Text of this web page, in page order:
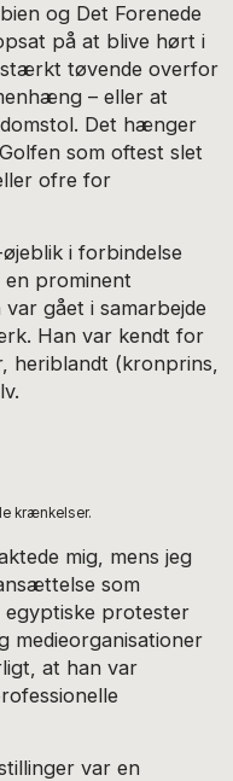
og Det Forenede
på at blive hørt i
stærkt tøvende overfor
– eller at
Det hænger
som oftest slet
ofre for
i forbindelse
en prominent
gået i samarbejde
Han var kendt for
heriblandt (kronprins,
krænkelser.
mig, mens jeg
som
protester
medieorganisationer
at han var
var en